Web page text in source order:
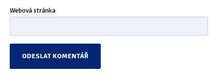
Webová stránka